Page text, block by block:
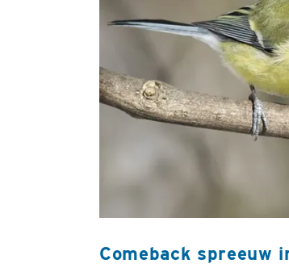
Comeback spreeuw